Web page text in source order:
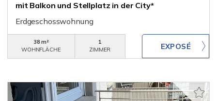
mit Balkon und Stellplatz in der City*
Erdgeschosswohnung
38 m²
WOHNFLÄCHE
1
ZIMMER